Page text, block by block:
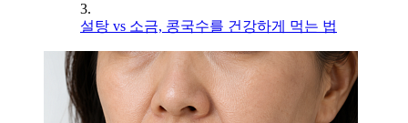
3.
설탕 vs 소금, 콩국수를 건강하게 먹는 법